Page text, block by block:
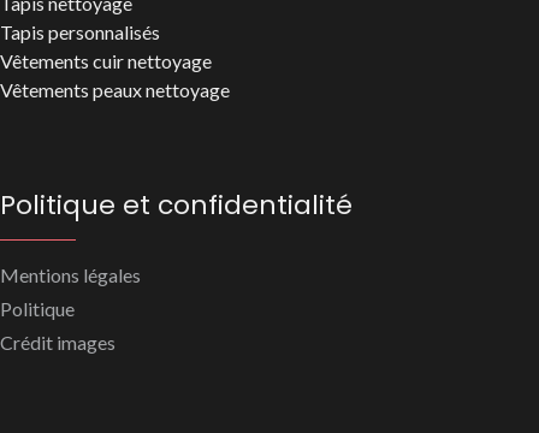
Tapis personnalisés
Vêtements cuir nettoyage
Vêtements peaux nettoyage
Politique et confidentialité
Mentions légales
Politique
Crédit images